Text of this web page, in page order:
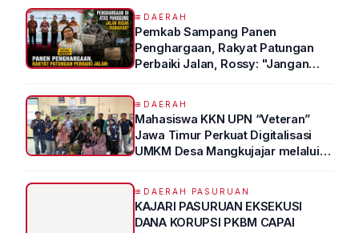
DAERAH
Pemkab Sampang Panen
Penghargaan, Rakyat Patungan
Perbaiki Jalan, Rossy: "Jangan
DAERAH
Mahasiswa KKN UPN “Veteran”
Jawa Timur Perkuat Digitalisasi
UMKM Desa Mangkujajar melalui
DAERAH PASURUAN
KAJARI PASURUAN EKSEKUSI
DANA KORUPSI PKBM CAPAI